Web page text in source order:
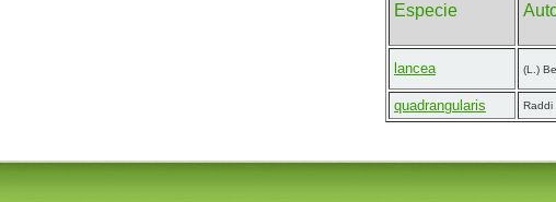
Especie
lancea (L.)
quadrangularis Raddi